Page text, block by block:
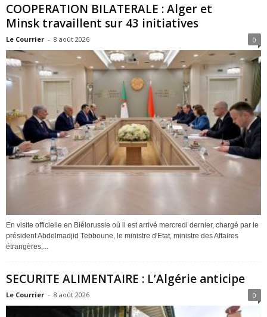
COOPERATION BILATERALE : Alger et
Minsk travaillent sur 43 initiatives
Le Courrier - 8 août 2026 0
En visite officielle en Biélorussie où il est arrivé mercredi dernier, chargé par le
président Abdelmadjid Tebboune, le ministre d'Etat, ministre des Affaires
étrangères,...
SECURITE ALIMENTAIRE : L’Algérie anticipe
Le Courrier - 8 août 2026 0